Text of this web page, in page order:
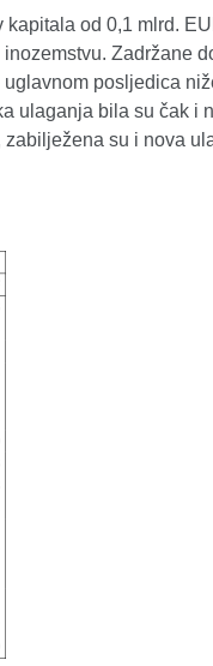
od 0,1 mlrd.
Zadržane
posljedica
ulaganja bila su čak i
su i nova